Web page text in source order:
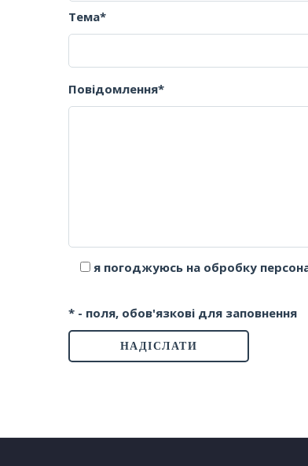
Тема*
Повідомлення*
я погоджуюсь на обробку
* - поля, обов'язкові для заповнення